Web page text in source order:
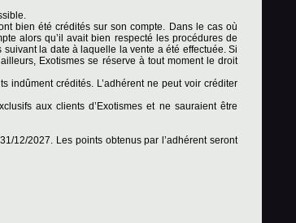
bien été crédités sur son compte. Dans le cas où
alors qu’il avait bien respecté les procédures de
la date à laquelle la vente a été effectuée. Si
Exotismes se réserve à tout moment le droit
indûment crédités. L’adhérent ne peut voir créditer
aux clients d’Exotismes et ne sauraient être
12/2027. Les points obtenus par l’adhérent seront